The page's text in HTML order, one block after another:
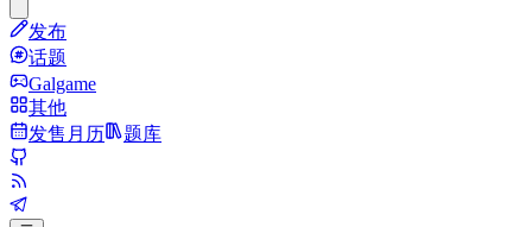
发布
话题
Galgame
其他
发售月历
题库